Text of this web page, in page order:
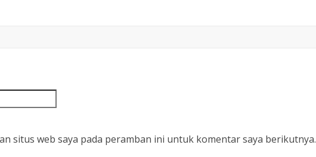
situs web saya pada peramban ini untuk komentar saya berikutnya.